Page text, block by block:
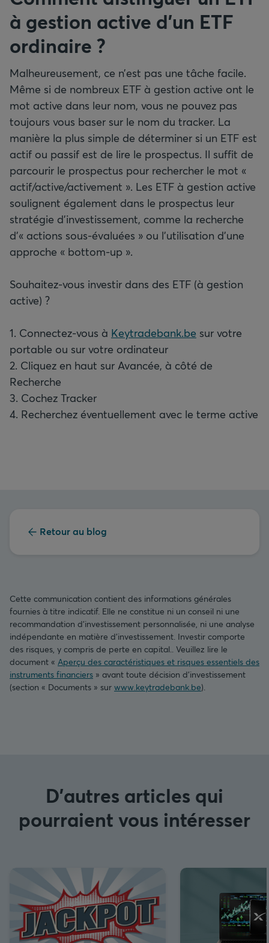
à gestion active d’un ETF
ordinaire ?
Malheureusement, ce n’est pas une tâche facile.
Même si de nombreux ETF à gestion active ont le
mot active dans leur nom, vous ne pouvez pas
toujours vous baser sur le nom du tracker. La
manière la plus simple de déterminer si un ETF est
actif ou passif est de lire le prospectus. Il suffit de
parcourir le prospectus pour rechercher le mot «
actif/active/activement ». Les ETF à gestion active
soulignent également dans le prospectus leur
stratégie d’investissement, comme la recherche
d’« actions sous-évaluées » ou l’utilisation d’une
approche « bottom-up ».
Souhaitez-vous investir dans des ETF (à gestion
active) ?
1. Connectez-vous à Keytradebank.be sur votre
portable ou sur votre ordinateur
2. Cliquez en haut sur Avancée, à côté de
Recherche
3. Cochez Tracker
4. Recherchez éventuellement avec le terme active
Retour au blog
Cette communication contient des informations générales
fournies à titre indicatif. Elle ne constitue ni un conseil ni une
recommandation d’investissement personnalisée, ni une analyse
indépendante en matière d’investissement. Investir comporte
des risques, y compris de perte en capital.. Veuillez lire le
document « Aperçu des caractéristiques et risques essentiels des
instruments financiers » avant toute décision d’investissement
(section « Documents » sur www.keytradebank.be).
D'autres articles qui
pourraient vous intéresser